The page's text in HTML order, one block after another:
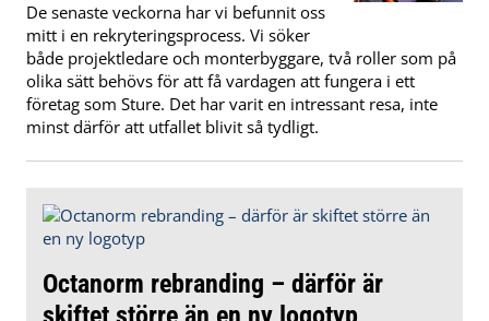
De senaste veckorna har vi befunnit oss
mitt i en rekryteringsprocess. Vi söker
både projektledare och monterbyggare, två roller som på
olika sätt behövs för att få vardagen att fungera i ett
företag som Sture. Det har varit en intressant resa, inte
minst därför att utfallet blivit så tydligt.
Octanorm rebranding – därför är